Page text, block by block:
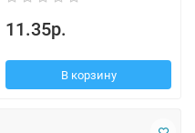
11.35р.
В корзину